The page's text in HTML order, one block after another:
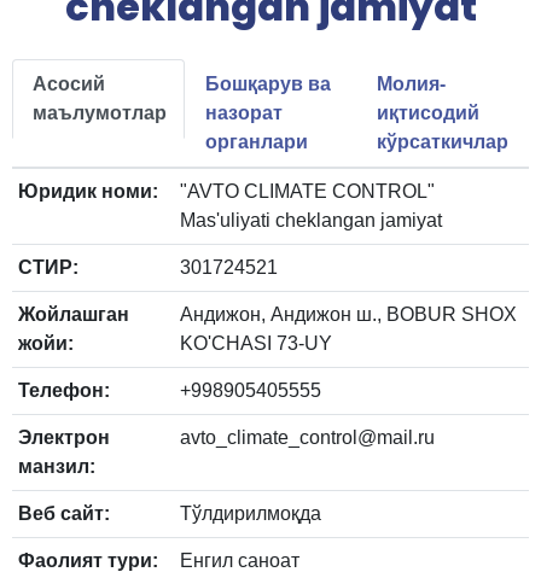
Асосий
маълумотлар
Бошқарув ва
назорат
органлари
Молия-
иқтисодий
кўрсаткичлар
Юридик номи:
"AVTO CLIMATE CONTROL"
Mas'uliyati cheklangan jamiyat
СТИР: 301724521
Жойлашган
жойи:
Андижон, Андижон ш., BOBUR SHOX
KO'CHASI 73-UY
Телефон: +998905405555
Электрон
манзил:
avto_climate_control@mail.ru
Веб сайт: Тўлдирилмоқда
Фаолият тури: Енгил саноат